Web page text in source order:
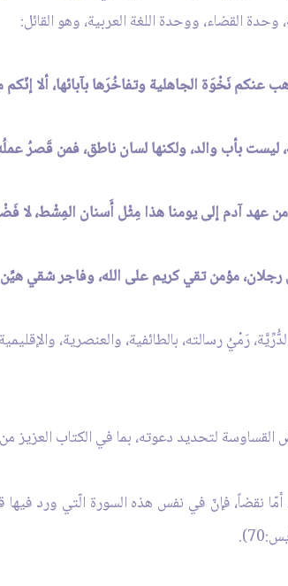
القضاء، ووحدة اللغة العربية، وهو القائل:
عنكم نَخْوَة الجاهلية وتفاخُرَها بآبائها، ألا
ليست بأب والد، ولكنها لسان ناطق، فمن قَصرُ
عهد آدم إلى يومنا هذا مِثْل أَسنان المِشْط، لا
رجلان، مؤمن تقي كريم على الله، وفاجر شقي
رَمْيُ رسالته، بالطائفية، والعنصرية،
لتحديد دعوته، بما في الكتاب العزيز
نقضاً، فإنّ في نفس هذه السورة الّتي ورد فيها